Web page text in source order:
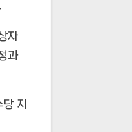
자
과
지